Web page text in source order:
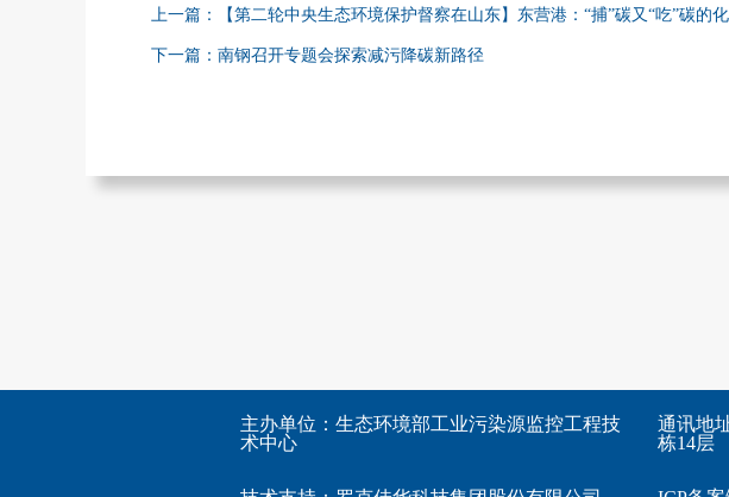
上一篇：【第二轮中央生态环境保护督察在山东】东营港：“捕”碳又“吃”碳的
下一篇：南钢召开专题会探索减污降碳新路径
主办单位：生态环境部工业污染源监控工程技
术中心
通讯地
栋14层